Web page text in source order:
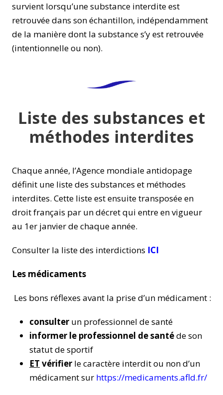
survient lorsqu’une substance interdite est
retrouvée dans son échantillon, indépendamment
de la manière dont la substance s’y est retrouvée
(intentionnelle ou non).
Liste des substances et
méthodes interdites
Chaque année, l’Agence mondiale antidopage
définit une liste des substances et méthodes
interdites. Cette liste est ensuite transposée en
droit français par un décret qui entre en vigueur
au 1er janvier de chaque année.
Consulter la liste des interdictions ICI
Les médicaments
Les bons réflexes avant la prise d’un médicament :
consulter un professionnel de santé
informer le professionnel de santéde son
statut de sportif
ET vérifier le caractère interdit ou non d’un
médicament sur https://medicaments.afld.fr/